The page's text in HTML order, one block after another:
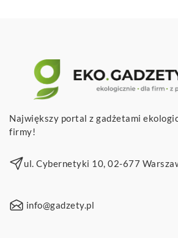
Największy portal z gadżetami
firmy!
ul. Cybernetyki 10, 02-677
info@gadzety.pl